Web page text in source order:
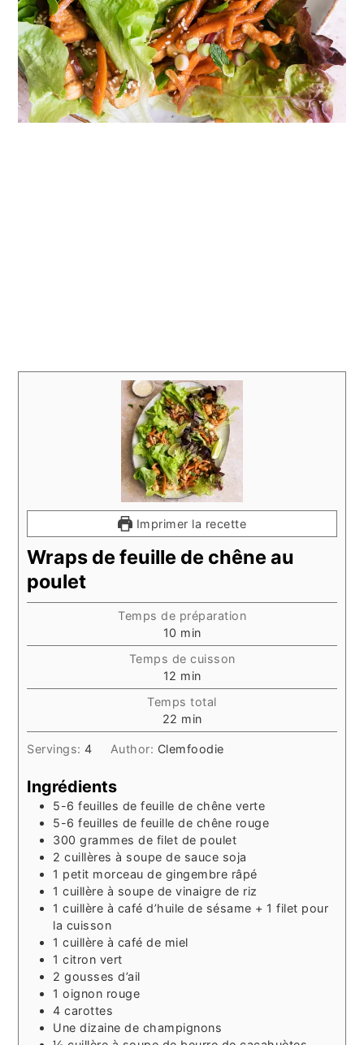
Imprimer la recette
Wraps de feuille de chêne au
poulet
Temps de préparation
10 minutes
min
Temps de cuisson
12 minutes
min
Temps total
22 minutes
min
Servings:4 Author: Clemfoodie
Ingrédients
5-6 feuilles de feuille de chêne verte
5-6 feuilles de feuille de chêne rouge
300 grammes de filet de poulet
2 cuillères à soupe de sauce soja
1 petit morceau de gingembre râpé
1 cuillère à soupe de vinaigre de riz
1 cuillère à café d’huile de sésame + 1 filet pour
la cuisson
1 cuillère à café de miel
1 citron vert
2 gousses d’ail
1 oignon rouge
4 carottes
Une dizaine de champignons